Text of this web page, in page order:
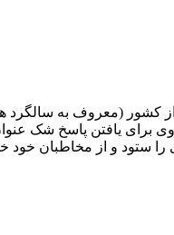
شریعتی به خارج از کشور
صادقانۀ وی برای یافتن
را ستود و از مخاطبان